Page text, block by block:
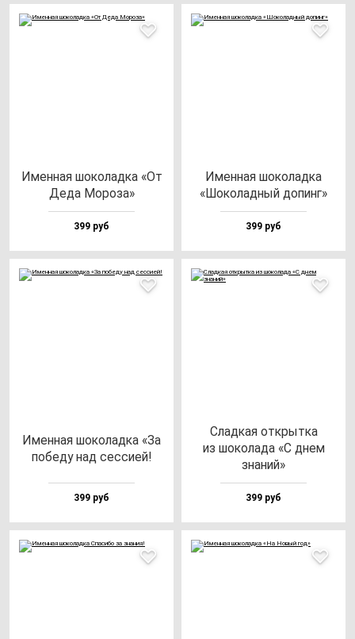
Имен­ная шо­ко­лад­ка «От
Деда Моро­за»
399 руб
Имен­ная шо­ко­лад­ка
«Шоко­лад­ный до­пинг»
399 руб
Имен­ная шо­ко­лад­ка «За
по­бе­ду над сес­сией!
399 руб
Слад­кая от­крыт­ка
из шо­ко­ла­да «С днем
зна­ний»
399 руб